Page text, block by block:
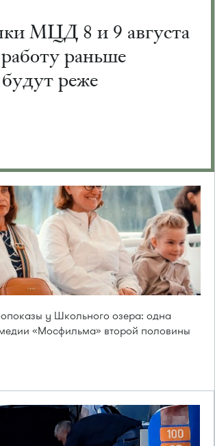
МЦД 8 и 9 августа
раньше
реже
у Школьного озера: одна
«Мосфильма» второй половины